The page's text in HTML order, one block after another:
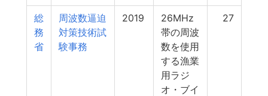
総
務
省
周波数逼迫
対策技術試
験事務
2019
26MHz
帯の周波
数を使用
する漁業
用ラジ
オ・ブイ
27